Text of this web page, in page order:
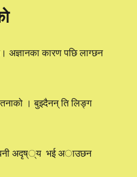
कसरी
अज्ञानका कारण पछि लाग्छन
। बुझ्दैनन् ति लिङ्ग
बनी अदृष््य भई अाउछन